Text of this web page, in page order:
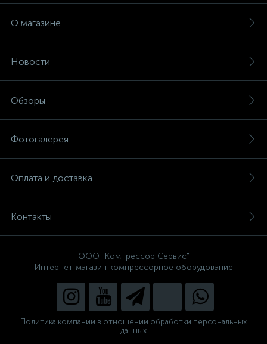
О магазине
Новости
Обзоры
Фотогалерея
Оплата и доставка
Контакты
ООО "Компрессор Сервис"
Интернет-магазин компрессорное оборудование
Политика компании в отношении обработки персональных
данных